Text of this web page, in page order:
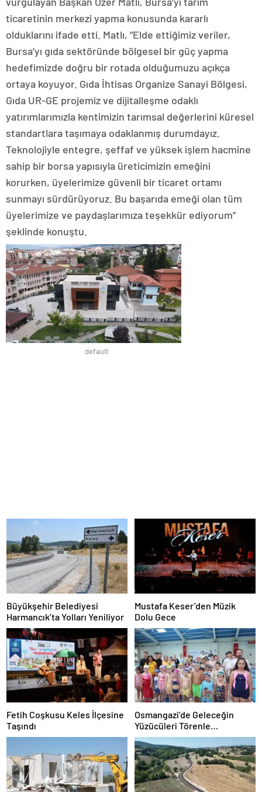
ticaretinin merkezi yapma konusunda kararlı
olduklarını ifade etti. Matlı, “Elde ettiğimiz veriler,
Bursa’yı gıda sektöründe bölgesel bir güç yapma
hedefimizde doğru bir rotada olduğumuzu açıkça
ortaya koyuyor. Gıda İhtisas Organize Sanayi Bölgesi,
Gıda UR-GE projemiz ve dijitalleşme odaklı
yatırımlarımızla kentimizin tarımsal değerlerini küresel
standartlara taşımaya odaklanmış durumdayız.
Teknolojiyle entegre, şeffaf ve yüksek işlem hacmine
sahip bir borsa yapısıyla üreticimizin emeğini
korurken, üyelerimize güvenli bir ticaret ortamı
sunmayı sürdürüyoruz. Bu başarıda emeği olan tüm
üyelerimize ve paydaşlarımıza teşekkür ediyorum”
şeklinde konuştu.
default
Büyükşehir Belediyesi
Harmancık’ta Yolları Yeniliyor
Mustafa Keser’den Müzik
Dolu Gece
Fetih Coşkusu Keles İlçesine
Taşındı
Osmangazi’de Geleceğin
Yüzücüleri Törenle
Sertifikalarını Aldı